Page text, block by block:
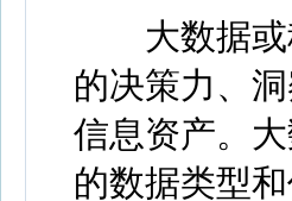
大数据或
的决策力、
信息资产。
的数据类型